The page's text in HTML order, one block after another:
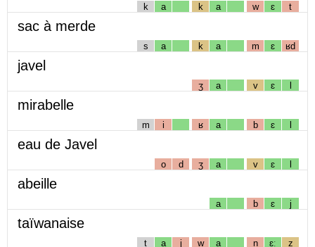
k a k a w ɛ t
sac à merde
s a k a m ɛ ʁd
javel
ʒ a v ɛ l
mirabelle
m i ʁ a b ɛ l
eau de Javel
o d ʒ a v ɛ l
abeille
a b ɛ j
taïwanaise
t a j w a n ɛː z